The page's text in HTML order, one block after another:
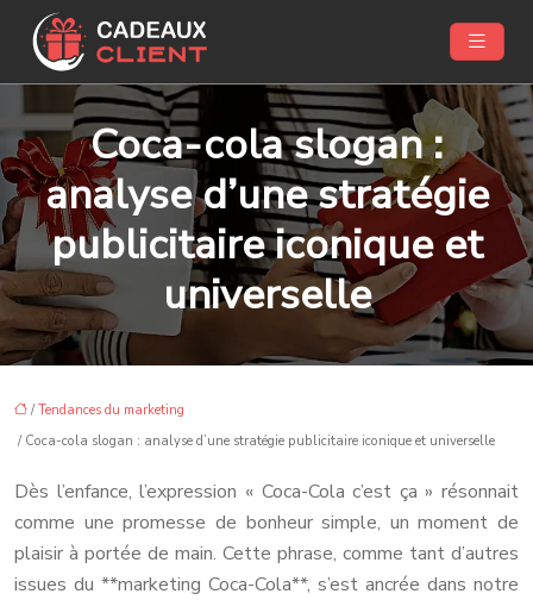
Coca-cola slogan :
analyse d’une stratégie
publicitaire iconique et
universelle
/Tendances du marketing
/ Coca-cola slogan : analyse d’une stratégie publicitaire iconique et universelle
Dès l’enfance, l’expression « Coca-Cola c’est ça » résonnait
comme une promesse de bonheur simple, un moment de
plaisir à portée de main. Cette phrase, comme tant d’autres
issues du **marketing Coca-Cola**, s’est ancrée dans notre